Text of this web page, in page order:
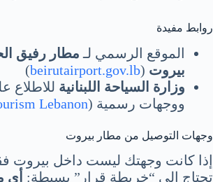
روابط مفيدة
الموقع الرسمي لـ مطار رفيق
بيروت (
beirutairport.gov.lb
)
وزارة السياحة اللبنانية للاطلاع
ووجهات رسمية (Lebanon
وجهات التوصيل من مطار بيروت
إذا كانت وجهتك ليست داخل بيروت
تحتاج إلى “خريطة قرار” بسيطة: أي